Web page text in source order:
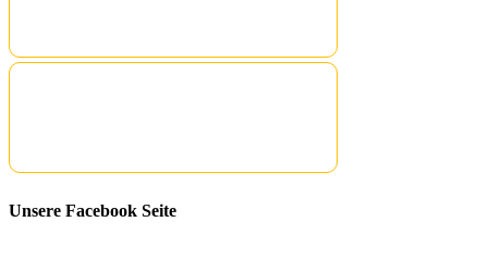
Unsere Facebook Seite